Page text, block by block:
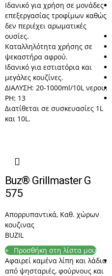
Ιδανικό για χρήση σε μονάδες
επεξεργασίας τροφίμων καθώς
δεν περιέχει αρωματικές
ουσίες.
Καταλληλότητα χρήσης σε
ψεκαστήρα αφρού.
Ιδανικό για εστιατόρια και
μεγάλες κουζίνες.
ΔΙΑΛΥΣΗ: 20-1000ml/10L νερου.
PH: 13
Διατίθεται σε συσκευασίες 1L
και 10L.
Buz® Grillmaster G
575
Απορρυπαντικά, Καθ. χώρων
κουζινας
BUZIL
Προσθήκη στη λίστα μου
Αφαιρεί καμένα λίπη και λάδια
από ψησταριές, φούρνους και